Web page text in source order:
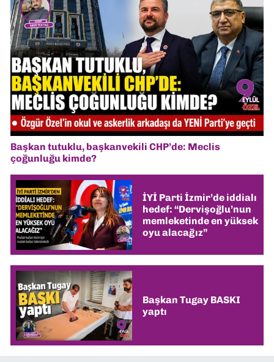
Başkan tutuklu, başkanvekili CHP’de: Meclis
çoğunluğu kimde?
İYİ Parti İzmir’de iddialı
hedef: “Dervişoğlu’nun
memleketinde en yüksek
oyu alacağız”
Başkan Tugay BASKI
yaptı